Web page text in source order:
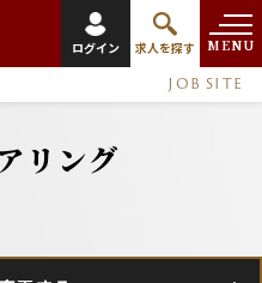
ログイン 求人を探す MENU
JOB SITE
リング